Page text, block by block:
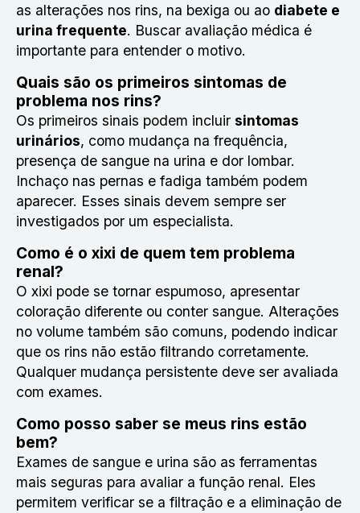
as alterações nos rins, na bexiga ou ao diabete e
urina frequente. Buscar avaliação médica é
importante para entender o motivo.
Quais são os primeiros sintomas de
problema nos rins?
Os primeiros sinais podem incluir sintomas
urinários, como mudança na frequência,
presença de sangue na urina e dor lombar.
Inchaço nas pernas e fadiga também podem
aparecer. Esses sinais devem sempre ser
investigados por um especialista.
Como é o xixi de quem tem problema
renal?
O xixi pode se tornar espumoso, apresentar
coloração diferente ou conter sangue. Alterações
no volume também são comuns, podendo indicar
que os rins não estão filtrando corretamente.
Qualquer mudança persistente deve ser avaliada
com exames.
Como posso saber se meus rins estão
bem?
Exames de sangue e urina são as ferramentas
mais seguras para avaliar a função renal. Eles
permitem verificar se a filtração e a eliminação de